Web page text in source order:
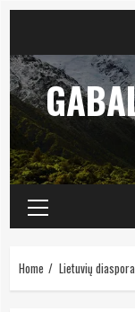
content
Primary
Menu
Home Lietuvių